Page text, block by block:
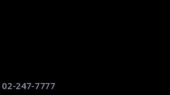
02-247-7777